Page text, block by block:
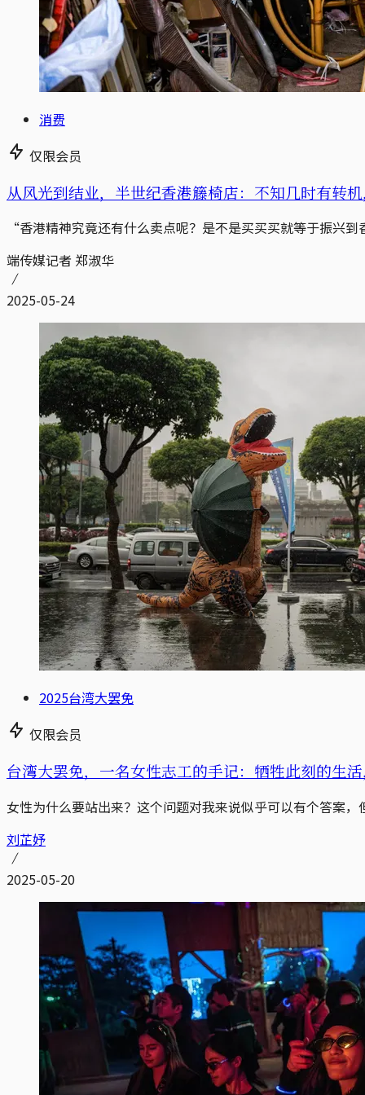
消费
仅限会员
从风光到结业，半世纪香港籐椅店：不知几时有转
“香港精神究竟还有什么卖点呢？是不是买买买就等于振兴
端传媒记者 郑淑华
2025-05-24
2025台湾大罢免
仅限会员
台湾大罢免，一名女性志工的手记：牺牲此刻的生
女性为什么要站出来？这个问题对我来说似乎可以有个答案
刘芷妤
2025-05-20